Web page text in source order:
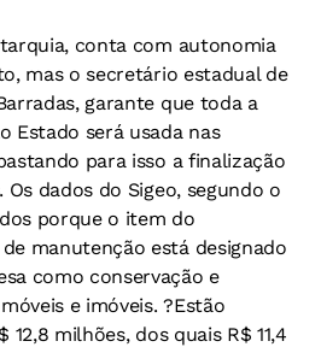
conta com autonomia
mas o secretário estadual de
garante que toda a
Estado será usada nas
para isso a finalização
dados do Sigeo, segundo o
porque o item do
manutenção está designado
como conservação e
e imóveis. ?Estão
12,8 milhões, dos quais R$ 11,4